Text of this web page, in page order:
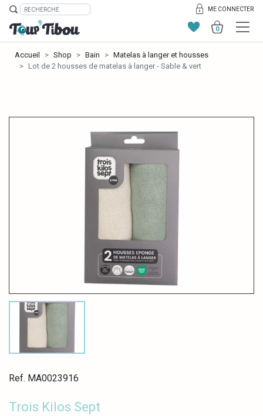
ME CONNECTER
0
Accueil Shop Bain
Matelas à langer et housses
Lot de 2 housses de matelas à langer - Sable & vert
Ref. MA0023916
Trois Kilos Sept